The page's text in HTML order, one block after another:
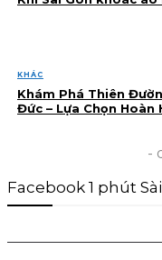
KHÁC
Khám Phá Thiên
Đức – Lựa Chọn Hoàn
-
Facebook 1 phút